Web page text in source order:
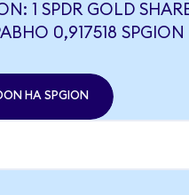
1 SPDR GOLD
0,917518 SPGION
НА SPGION